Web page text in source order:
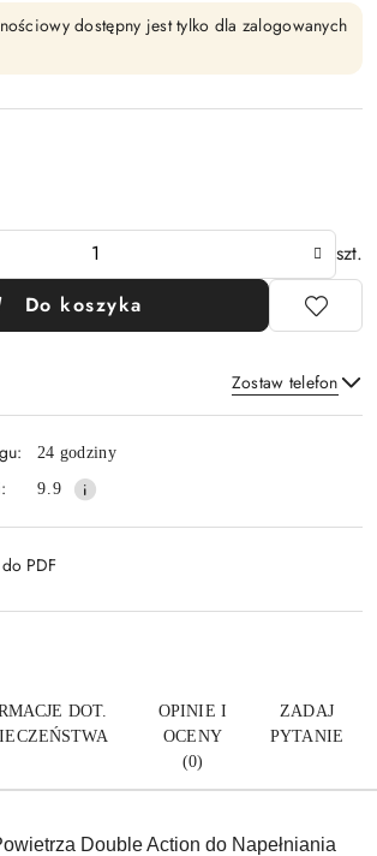
dostępny jest tylko dla zalogowanych
szt.
Do koszyka
Zostaw telefon
Wyślij
24 godziny
9.9
PDF
DOT.
OPINIE I
OCENY
(0)
ZADAJ
PYTANIE
Double Action do Napełniania